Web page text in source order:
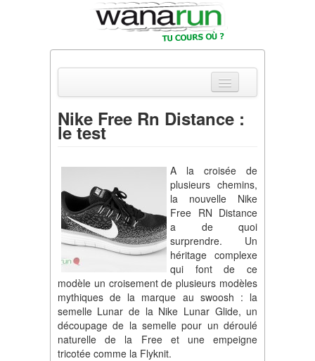
Actualités
Parcours & Courses
Outils & Réseaux
Nike Free Rn Distance :
le test
A la croisée de
plusieurs chemins,
la nouvelle Nike
Free RN Distance
a de quoi
surprendre. Un
héritage complexe
qui font de ce
modèle un croisement de plusieurs modèles
mythiques de la marque au swoosh : la
semelle Lunar de la Nike Lunar Glide, un
découpage de la semelle pour un déroulé
naturelle de la Free et une empeigne
tricotée comme la Flyknit.